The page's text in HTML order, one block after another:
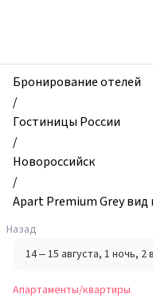
и
квартиры,
Apart
Premium
Grey
вид
на
море,
Новороссийск,
Россия
Бронирование отелей
/
Гостиницы России
/
Новороссийск
/
Apart Premium Grey вид
Назад
14 – 15 августа, 1 ночь, 2
Апартаменты/квартиры